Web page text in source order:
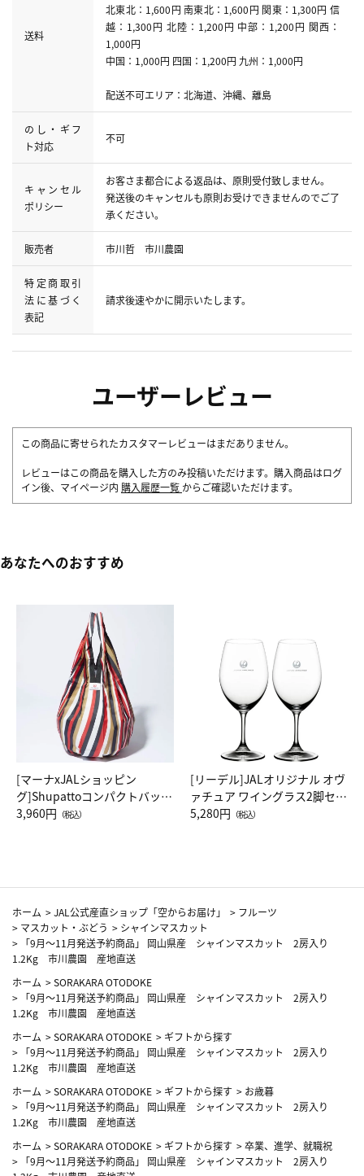
送料
北東北：1,600円 南東北：1,600円 関東：1,300円 信
越：1,300円 北陸：1,200円 中部：1,200円 関西：
1,000円
中国：1,000円 四国：1,200円 九州：1,000円
配送不可エリア：北海道、沖縄、離島
のし・ギフ
ト対応
不可
キャンセル
ポリシー
お客さま都合による返品は、原則受付致しません。
発送後のキャンセルも原則お受けできませんのでご了
承ください。
販売者 市川哲 市川農園
特定商取引
法に基づく
表記
請求後速やかに開示いたします。
ユーザーレビュー
この商品に寄せられたカスタマーレビューはまだありません。
レビューはこの商品を購入した方のみ投稿いただけます。購入商品はログ
イン後、マイページ内 購入履歴一覧 からご確認いただけます。
あなたへのおすすめ
[マーナxJALショッピン
グ]Shupattoコンパクトバッグ
Drop JAL客室乗務員（LC）ス
3,960円 （税込）
[リーデル]JALオリジナル オヴ
ァチュア ワイングラス2脚セッ
ト（レッドワイン）
5,280円 （税込）
ホーム >JAL公式産直ショップ「空からお届け」 > フルーツ
> マスカット・ぶどう > シャインマスカット
> 「9月～11月発送予約商品」 岡山県産 シャインマスカット 2房入り
1.2Kg 市川農園 産地直送
ホーム >SORAKARA OTODOKE
> 「9月～11月発送予約商品」 岡山県産 シャインマスカット 2房入り
1.2Kg 市川農園 産地直送
ホーム >SORAKARA OTODOKE > ギフトから探す
> 「9月～11月発送予約商品」 岡山県産 シャインマスカット 2房入り
1.2Kg 市川農園 産地直送
ホーム >SORAKARA OTODOKE > ギフトから探す > お歳暮
> 「9月～11月発送予約商品」 岡山県産 シャインマスカット 2房入り
1.2Kg 市川農園 産地直送
ホーム >SORAKARA OTODOKE > ギフトから探す >卒業、進学、就職祝
> 「9月～11月発送予約商品」 岡山県産 シャインマスカット 2房入り